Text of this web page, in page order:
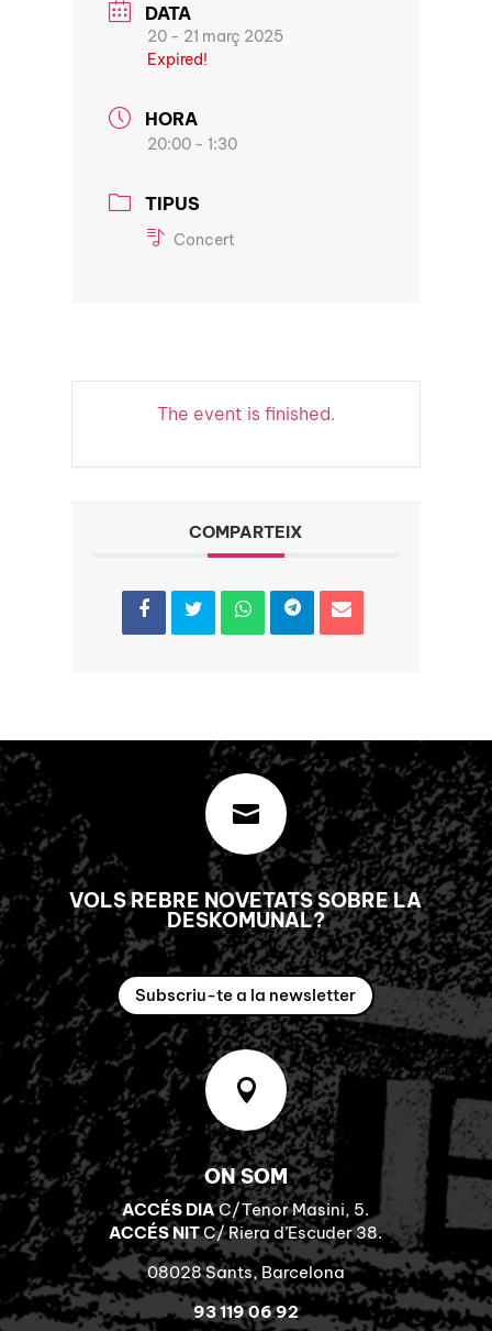
DATA
20 - 21 març 2025
Expired!
HORA
20:00 - 1:30
TIPUS
Concert
The event is finished.
COMPARTEIX

VOLS REBRE NOVETATS SOBRE LA
DESKOMUNAL?
Subscriu-te a la newsletter

ON SOM
ACCÉS DIAC/Tenor Masini, 5.
ACCÉS NITC/ Riera d’Escuder 38.
08028 Sants, Barcelona
93 119 06 92